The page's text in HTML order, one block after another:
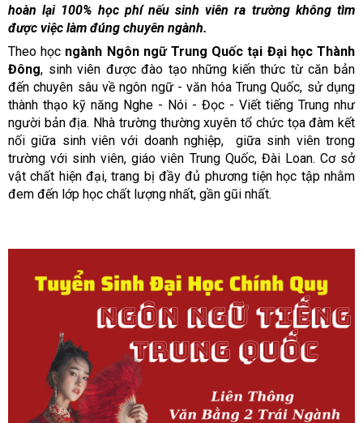
hoàn lại 100% học phí nếu sinh viên ra trường không tìm
được việc làm đúng chuyên ngành.
Theo học ngành Ngôn ngữ Trung Quốc tại Đại học Thành
Đông, sinh viên được đào tạo những kiến thức từ căn bản
đến chuyên sâu về ngôn ngữ - văn hóa Trung Quốc, sử dụng
thành thạo kỹ năng Nghe - Nói - Đọc - Viết tiếng Trung như
người bản địa. Nhà trường thường xuyên tổ chức tọa đàm kết
nối giữa sinh viên với doanh nghiệp, giữa sinh viên trong
trường với sinh viên, giáo viên Trung Quốc, Đài Loan. Cơ sở
vật chất hiện đại, trang bị đầy đủ phương tiện học tập nhằm
đem đến lớp học chất lượng nhất, gần gũi nhất.